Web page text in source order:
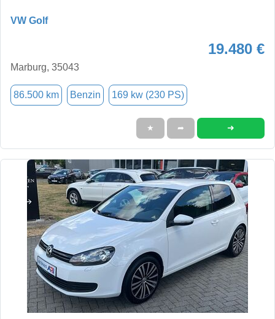
VW Golf
19.480 €
Marburg, 35043
86.500 km Benzin 169 kw (230 PS)
★ ➦ ➜